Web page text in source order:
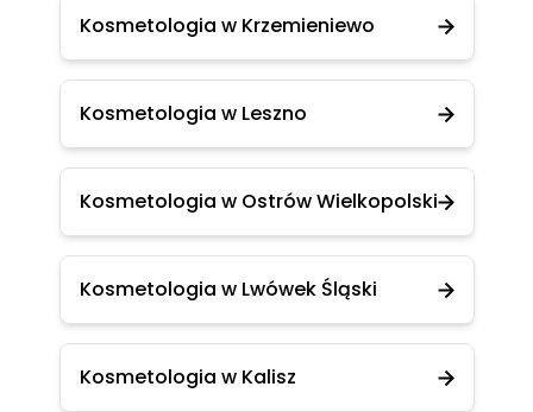
Kosmetologia w Krzemieniewo
Kosmetologia w Leszno
Kosmetologia w Ostrów Wielkopolski
Kosmetologia w Lwówek Śląski
Kosmetologia w Kalisz